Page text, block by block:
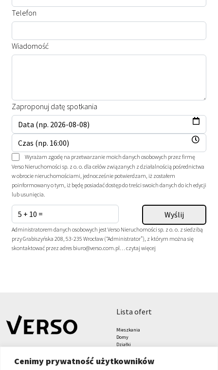
Cenimy prywatność użytkowników
Telefon
Wiadomość
Zaproponuj datę spotkania
Wyrażam zgodę na przetwarzanie moich danych osobowych przez firmę
Verso Nieruchomości sp. z o. o. dla celów związanych z działalnością pośrednictwa
w obrocie nieruchomościami, jednocześnie potwierdzam, iż zostałem
poinformowany o tym, iż będę posiadać dostęp do treści swoich danych do ich edycji
lub usunięcia.
Administratorem danych osobowych jest Verso Nieruchomości sp. z o. o. z siedzibą
przy Grabiszyńska 208, 53-235 Wrocław (“Administrator”), z którym można się
skontaktować przez adres biuro@verso.com.pl…czytaj więcej
lista ofert
Mieszkania
Domy
Działki
Biura